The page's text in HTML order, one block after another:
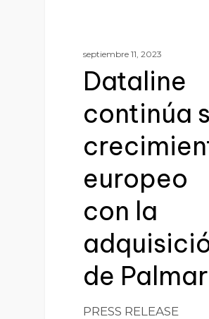
septiembre 11, 2023
Dataline
continúa
europeo
con la
de
PRESS RELEASE